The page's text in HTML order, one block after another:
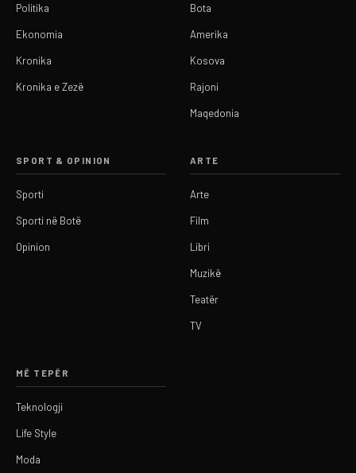
Politika
Ekonomia
Kronika
Kronika e Zezë
Bota
Amerika
Kosova
Rajoni
Maqedonia
SPORT & OPINION
Sporti
Sporti në Botë
Opinion
ARTE
Arte
Film
Libri
Muzikë
Teatër
TV
MË TEPËR
Teknologji
Life Style
Moda